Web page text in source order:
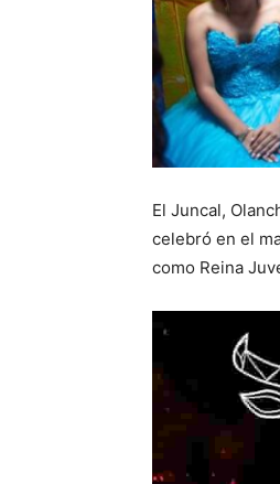
El Juncal,
celebró en el
como Reina